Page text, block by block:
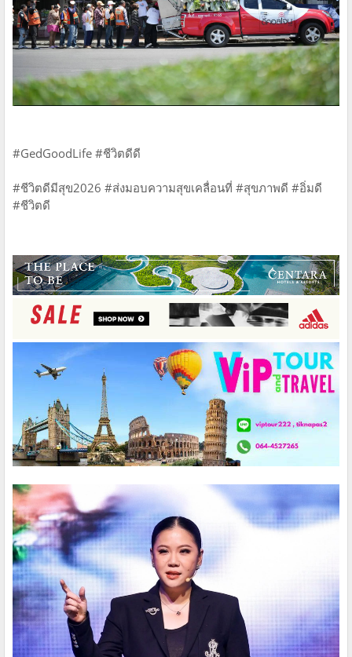
#GedGoodLife #ชีวิตดีดี
#ชีวิตดีมีสุข2026 #ส่งมอบความสุขเคลื่อนที่ #สุขภาพดี #อิ่มดี
#ชีวิตดี